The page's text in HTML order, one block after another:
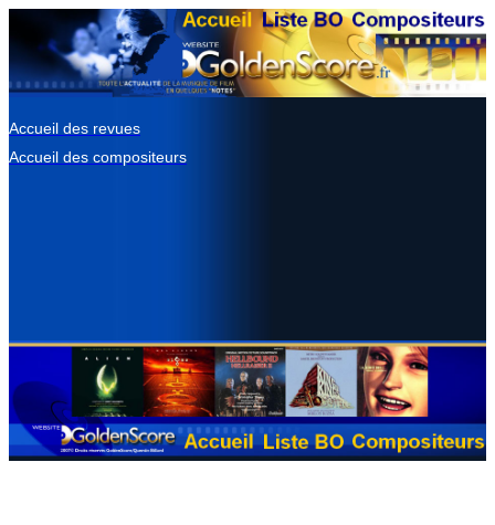
Accueil des revues
Accueil des compositeurs